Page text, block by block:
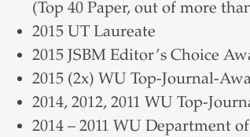
(Top 40 Paper, out of more
2015 UT Laureate
2015 JSBM Editor’s Choice
2015 (2x) WU Top-Journal-
2014, 2012, 2011 WU Top-
2014 – 2011 WU Department